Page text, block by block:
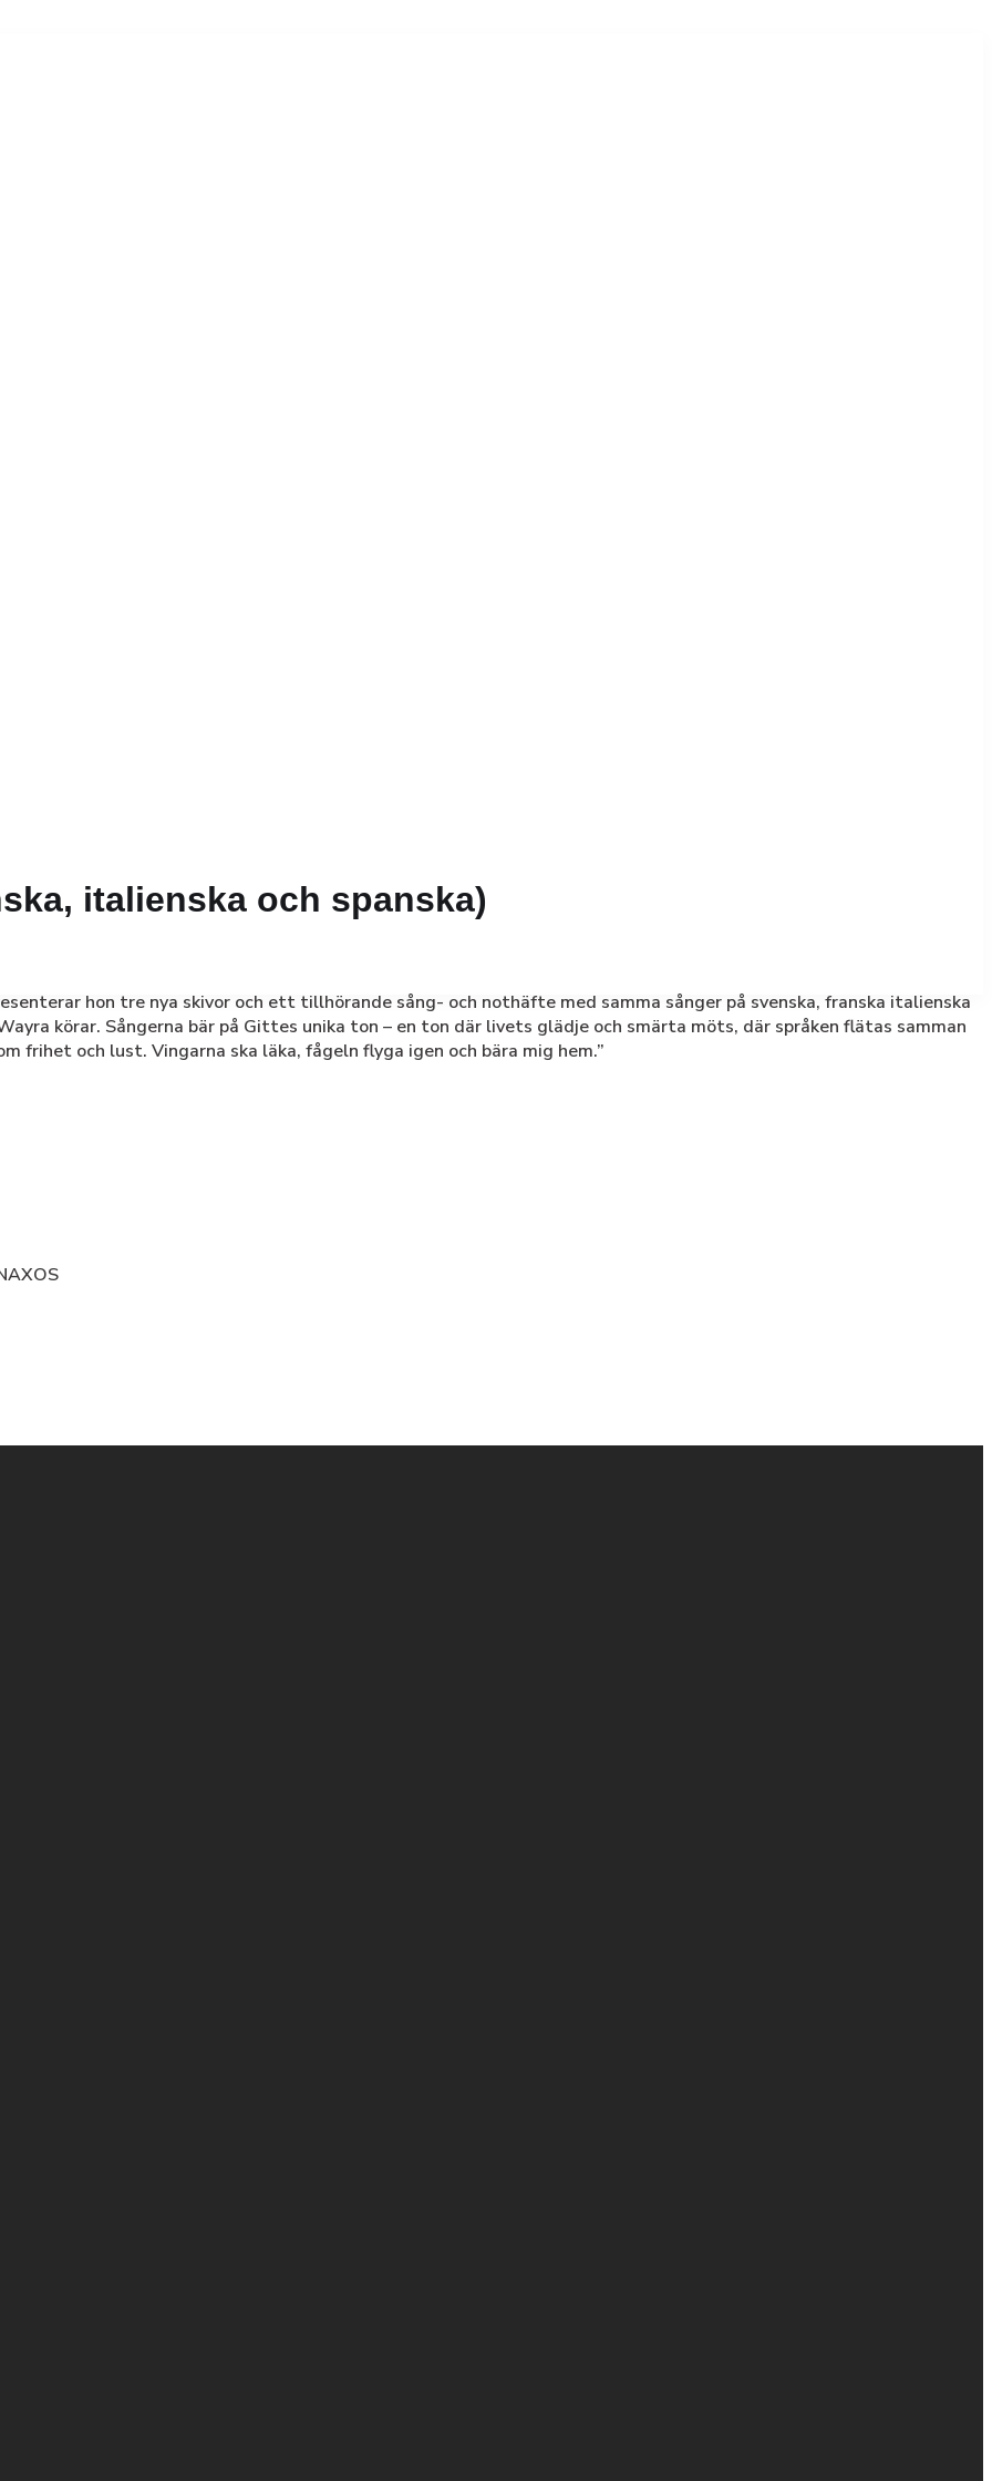
italienska och spanska)
hon tre nya skivor och ett tillhörande sång- och nothäfte med samma sånger på svenska, franska italienska
körar. Sångerna bär på Gittes unika ton – en ton där livets glädje och smärta möts, där språken flätas samman
frihet och lust. Vingarna ska läka, fågeln flyga igen och bära mig hem.”